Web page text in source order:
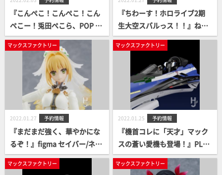
『こんぺこ！こんぺこ！こん
ぺこー！兎田ぺこら、POP U
P PARADEで登場ぺこ！』PO
P UP PARADE 兎田ぺこら 案
『ちわーす！ホロライブ2期
生大空スバルっス！！』ねん
どろいど 大空スバル 上限あり
販路限定で案内開始！
マックスファクトリー
2022.01.27 予約情報
『まだまだ強く、華やかにな
るぞ！』figma セイバー/ネ
ロ・クラウディウス〔ブライ
ド〕 販路限定で案内開始！
マックスファクトリー
2022.01.25 予約情報
『機首コレに「天才」マック
スの蒼い愛機も登場！』PLA
MAX MF-54 minimum factor
y 機首コレクション YF-29 デ
マックスファクトリー マックスファクトリー